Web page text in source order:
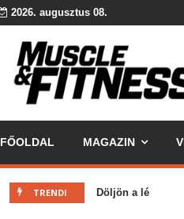
2026. augusztus 08.
FŐOLDAL MAGAZIN
TRENDI
Döljön a lé